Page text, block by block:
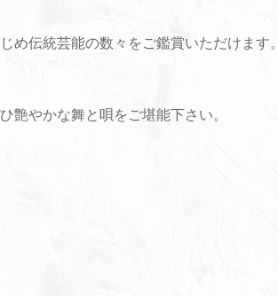
め伝統芸能の数々をご鑑賞いただけます。
艶やかな舞と唄をご堪能下さい。